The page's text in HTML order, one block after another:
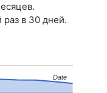
в 30 дней.
Date
Date